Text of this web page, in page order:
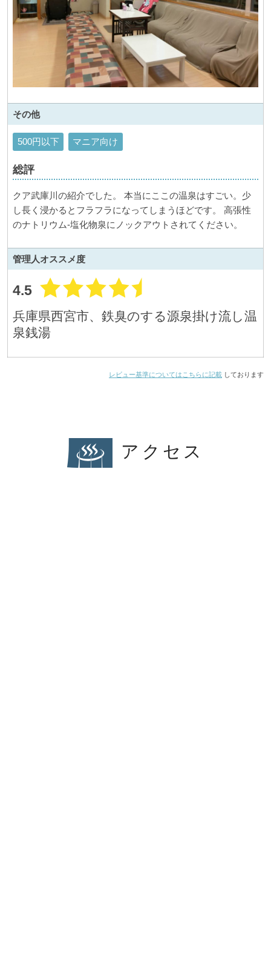
その他
500円以下 マニア向け
総評
クア武庫川の紹介でした。 本当にここの温泉はすごい。少
し長く浸かるとフラフラになってしまうほどです。 高張性
のナトリウム-塩化物泉にノックアウトされてください。
管理人オススメ度
4.5
兵庫県西宮市、鉄臭のする源泉掛け流し温
泉銭湯
レビュー基準についてはこちらに記載 しております
アクセス